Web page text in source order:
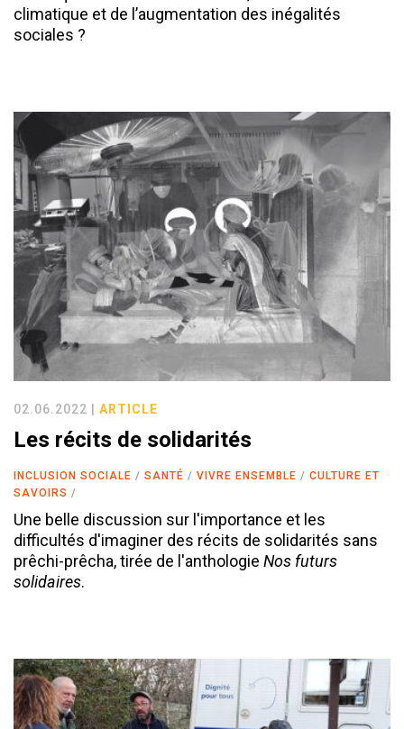
climatique et de l’augmentation des inégalités
sociales ?
02.06.2022 | ARTICLE
Les récits de solidarités
INCLUSION SOCIALE SANTÉ VIVRE ENSEMBLE
CULTURE ET
SAVOIRS
Une belle discussion sur l'importance et les
difficultés d'imaginer des récits de solidarités sans
prêchi-prêcha, tirée de l'anthologie Nos futurs
solidaires.